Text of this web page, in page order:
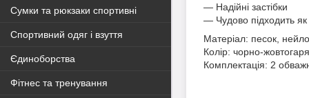
― Надійні застібки
― Чудово підходить як
Матеріал: песок,
Колір: чорно-
Комплектація: 2
Сумки та рюкзаки спортивні
Спортивний одяг і взуття
Єдиноборства
Фітнес та тренування